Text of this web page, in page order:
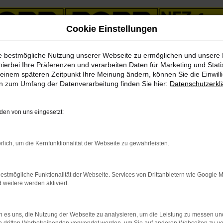
Angebote mit Lieferservice nach Chemnitz
Tageszulassung
– Ihr Sparvorteil für
Chemnitz nachgedacht? Wir verraten Ihnen an dieser Stelle,
Ihren Traumwagen sprechen. Im Bereich Volvo XC60
Volvo XC60 Tageszulassung für Chemnitz bietet, ist die
attraktiven Segment – die Rabatte sind ja eines der
Cookie Einstellungen
bestmögliche Nutzung unserer Webseite zu ermöglichen und unsere
Ihre Präferenzen und verarbeiten Daten für Marketing und
späteren Zeitpunkt Ihre Meinung ändern, können Sie die
zum Umfang der Datenverarbeitung finden Sie hier:
von uns eingesetzt:
um die Kernfunktionalität der Webseite zu gewährleisten.
Funktionalität der Webseite. Services von Drittanbietern wie Google
weitere werden aktiviert.
es uns, die Nutzung der Webseite zu analysieren, um die Leistung zu messen